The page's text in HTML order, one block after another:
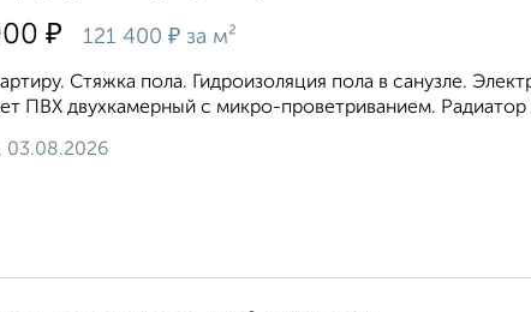
₽ 121 400 ₽ за м²
Стяжка пола. Гидроизоляция пола в санузле.
ПВХ двухкамерный с микро-проветриванием.
03.08.2026